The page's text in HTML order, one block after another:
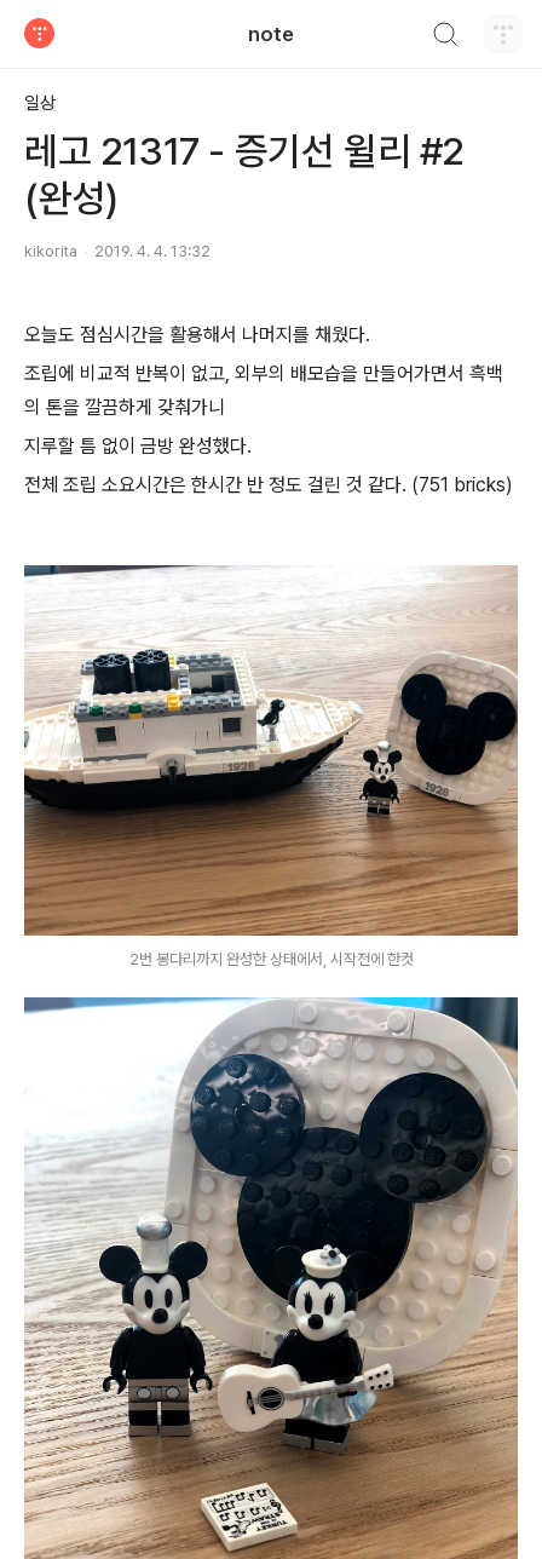
note
일상
레고 21317 - 증기선 윌리 #2
(완성)
kikorita 2019. 4. 4. 13:32
오늘도 점심시간을 활용해서 나머지를 채웠다.
조립에 비교적 반복이 없고, 외부의 배모습을 만들어가면서 흑백
의 톤을 깔끔하게 갖춰가니
지루할 틈 없이 금방 완성했다.
전체 조립 소요시간은 한시간 반 정도 걸린 것 같다. (751 bricks)
2번 봉다리까지 완성한 상태에서, 시작전에 한컷